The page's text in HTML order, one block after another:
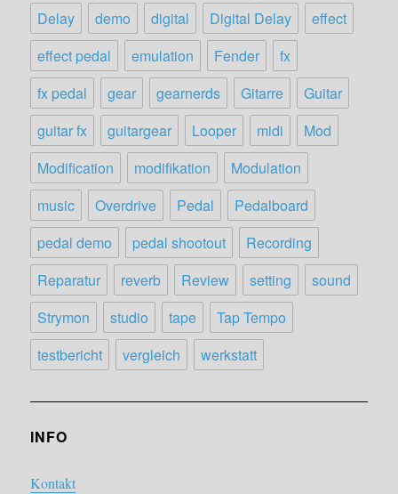
Delay
demo digital Digital Delay
effect
effect pedal
emulation Fender
fx
fx pedal
gear gearnerds Gitarre
Guitar
guitar fx
guitargear Looper midi
Mod
Modification
modifikation
Modulation
music
Overdrive Pedal
Pedalboard
pedal demo
pedal shootout
Recording
Reparatur
reverb Review setting
sound
Strymon
studio tape
Tap Tempo
testbericht
vergleich werkstatt
INFO
Kontakt